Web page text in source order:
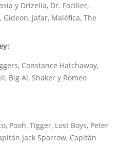
y Drizella, Dr. Facilier,
Jafar, Maléfica, The
Constance Hatchaway,
Big Al, Shaker y Romeo
Pooh, Tigger, Lost Boys, Peter
Jack Sparrow, Capitán